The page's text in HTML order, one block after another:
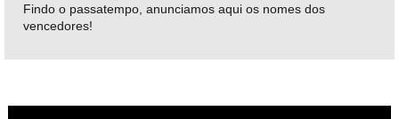
Findo o passatempo, anunciamos aqui os nomes dos
vencedores!